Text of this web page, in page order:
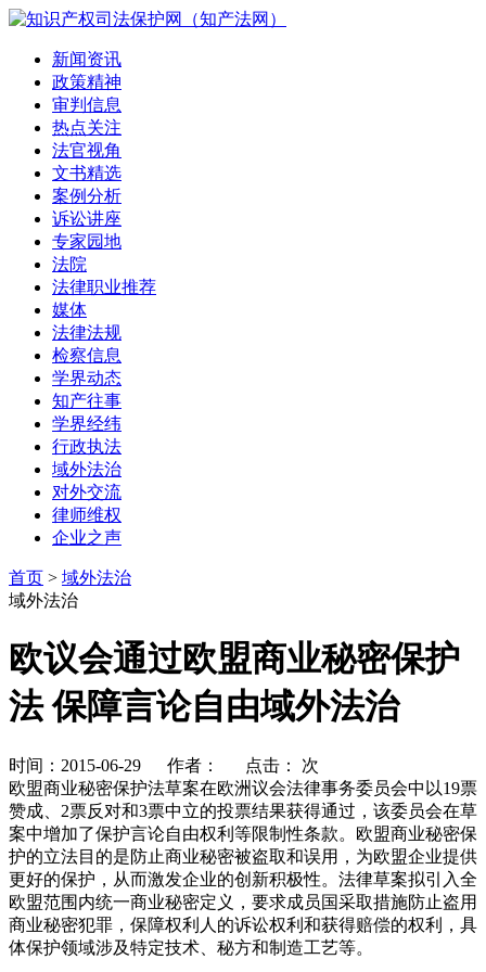
新闻资讯
政策精神
审判信息
热点关注
法官视角
文书精选
案例分析
诉讼讲座
专家园地
法院
法律职业推荐
媒体
法律法规
检察信息
学界动态
知产往事
学界经纬
行政执法
域外法治
对外交流
律师维权
企业之声
首页 > 域外法治
域外法治
欧议会通过欧盟商业秘密保护
法 保障言论自由域外法治
时间：2015-06-29 作者： 点击：
次
欧盟商业秘密保护法草案在欧洲议会法律事务委员会中以19票
赞成、2票反对和3票中立的投票结果获得通过，该委员会在草
案中增加了保护言论自由权利等限制性条款。欧盟商业秘密保
护的立法目的是防止商业秘密被盗取和误用，为欧盟企业提供
更好的保护，从而激发企业的创新积极性。法律草案拟引入全
欧盟范围内统一商业秘密定义，要求成员国采取措施防止盗用
商业秘密犯罪，保障权利人的诉讼权利和获得赔偿的权利，具
体保护领域涉及特定技术、秘方和制造工艺等。